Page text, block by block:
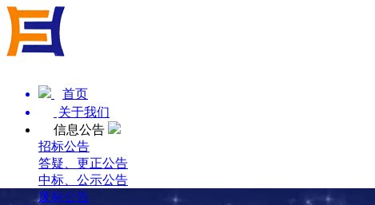
首页
关于我们
信息公告
招标公告
答疑、更正公告
中标、公示公告
废标公告